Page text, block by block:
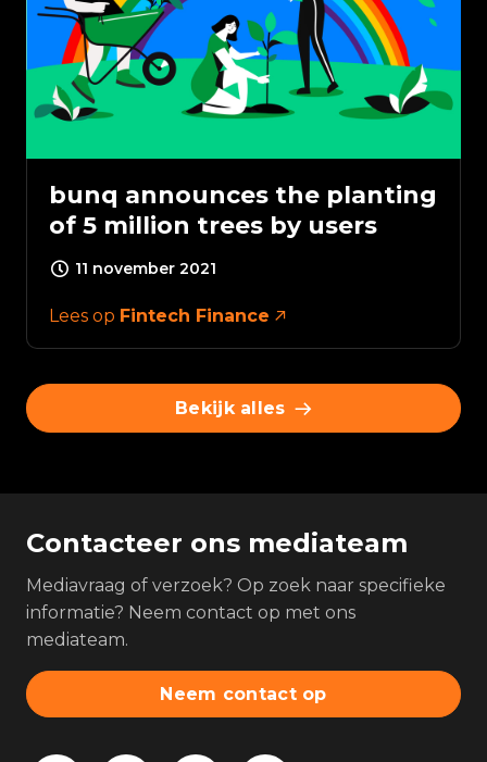
bunq announces the planting
of 5 million trees by users
11 november 2021
Lees op Fintech Finance
Bekijk alles
Contacteer ons mediateam
Mediavraag of verzoek? Op zoek naar specifieke
informatie? Neem contact op met ons
mediateam.
Neem contact op